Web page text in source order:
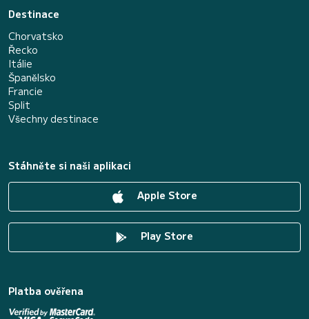
Destinace
Chorvatsko
Řecko
Itálie
Španělsko
Francie
Split
Všechny destinace
Stáhněte si naši aplikaci
Apple Store
Play Store
Platba ověřena